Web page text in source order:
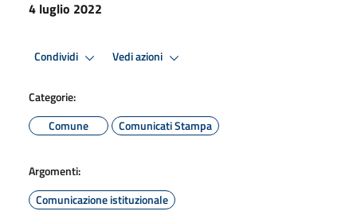
4 luglio 2022
Condividi Vedi azioni
Categorie:
Comune
Comunicati Stampa
Argomenti:
Comunicazione istituzionale